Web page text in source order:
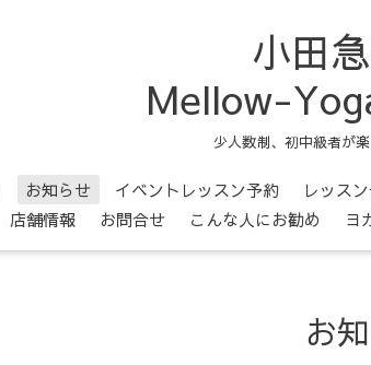
小田
Mellow-
少人数制、初中級者が
お知らせ イベントレッスン予約 レッス
店舗情報 お問合せ こんな人にお勧め ヨ
お